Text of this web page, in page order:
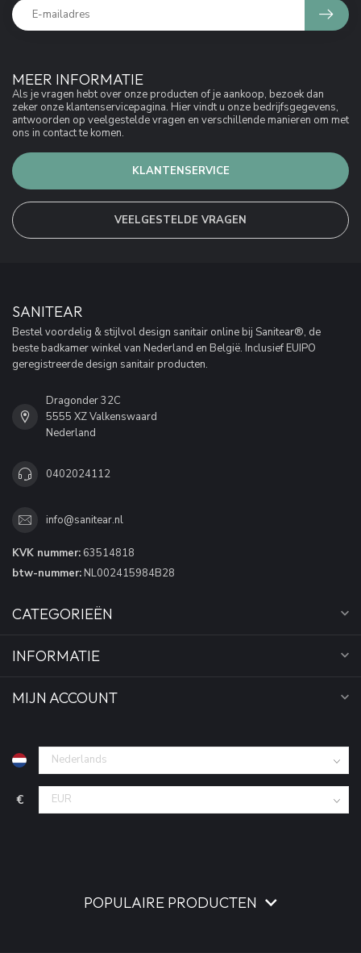
MEER INFORMATIE
Als je vragen hebt over onze producten of je aankoop, bezoek dan
zeker onze klantenservicepagina. Hier vindt u onze bedrijfsgegevens,
antwoorden op veelgestelde vragen en verschillende manieren om met
ons in contact te komen.
KLANTENSERVICE
VEELGESTELDE VRAGEN
SANITEAR
Bestel voordelig & stijlvol design sanitair online bij Sanitear®, de
beste badkamer winkel van Nederland en België. Inclusief EUIPO
geregistreerde design sanitair producten.
Dragonder 32C
5555 XZ Valkenswaard
Nederland
0402024112
info@sanitear.nl
KVK nummer: 63514818
btw-nummer: NL002415984B28
CATEGORIEËN
INFORMATIE
MIJN ACCOUNT
€
POPULAIRE PRODUCTEN